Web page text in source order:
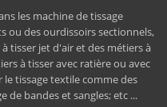
les machine de tissage
ou des ourdissoirs sectionnels,
tisser jet d'air et des métiers à
à tisser avec ratière ou avec
tissage textile comme des
de bandes et sangles; etc ...